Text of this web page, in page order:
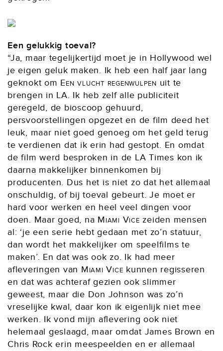
Een gelukkig toeval?
“Ja, maar tegelijkertijd moet je in Hollywood wel
je eigen geluk maken. Ik heb een half jaar lang
geknokt om Een vlucht regenwulpen uit te
brengen in LA. Ik heb zelf alle publiciteit
geregeld, de bioscoop gehuurd,
persvoorstellingen opgezet en de film deed het
leuk, maar niet goed genoeg om het geld terug
te verdienen dat ik erin had gestopt. En omdat
de film werd besproken in de LA Times kon ik
daarna makkelijker binnenkomen bij
producenten. Dus het is niet zo dat het allemaal
onschuldig, of bij toeval gebeurt. Je moet er
hard voor werken en heel veel dingen voor
doen. Maar goed, na Miami Vice zeiden mensen
al: ‘je een serie hebt gedaan met zo’n statuur,
dan wordt het makkelijker om speelfilms te
maken’. En dat was ook zo. Ik had meer
afleveringen van Miami Vice kunnen regisseren
en dat was achteraf gezien ook slimmer
geweest, maar die Don Johnson was zo’n
vreselijke kwal, daar kon ik eigenlijk niet mee
werken. Ik vond mijn aflevering ook niet
helemaal geslaagd, maar omdat James Brown en
Chris Rock erin meespeelden en er allemaal